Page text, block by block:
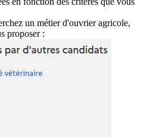
un métier d'ouvrier agricole,
proposer :